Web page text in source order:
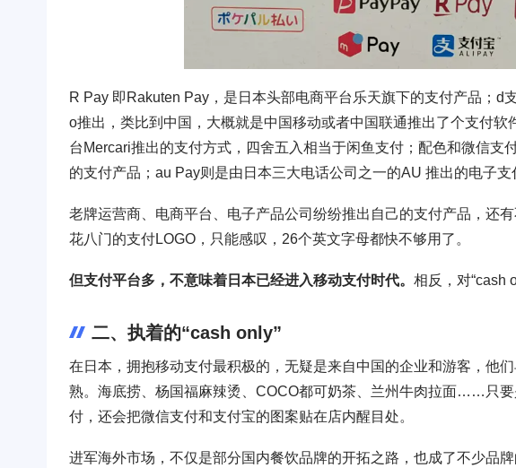
R Pay 即Rakuten Pay，是日本头部电商平台乐天旗下的支付产品；d
o推出，类比到中国，大概就是中国移动或者中国联通推出了个支付
台Mercari推出的支付方式，四舍五入相当于闲鱼支付；配色和微信支
的支付产品；au Pay则是由日本三大电话公司之一的AU 推出的电子
老牌运营商、电商平台、电子产品公司纷纷推出自己的支付产品，还
花八门的支付LOGO，只能感叹，26个英文字母都快不够用了。
但支付平台多，不意味着日本已经进入移动支付时代。 相反，对“cash
二、执着的“cash only”
在日本，拥抱移动支付最积极的，无疑是来自中国的企业和游客，他
熟。海底捞、杨国福麻辣烫、COCO都可奶茶、兰州牛肉拉面……只
付，还会把微信支付和支付宝的图案贴在店内醒目处。
进军海外市场，不仅是部分国内餐饮品牌的开拓之路，也成了不少品牌